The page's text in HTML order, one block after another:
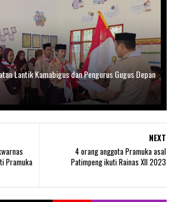
Lantik Kamabigus dan Pengurus Gugus Depan
NEXT
4 orang anggota Pramuka asal
Patimpeng ikuti Rainas Xll 2023
Pramuka